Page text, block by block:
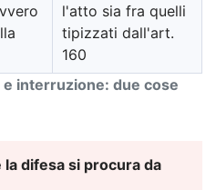
interruzione: due cose
l'atto sia fra quelli
tipizzati dall'art.
160
difesa si procura da